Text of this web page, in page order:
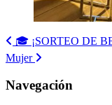
Navegación
de
entradas
🎓 ¡SORTEO DE
Mujer
Navegación